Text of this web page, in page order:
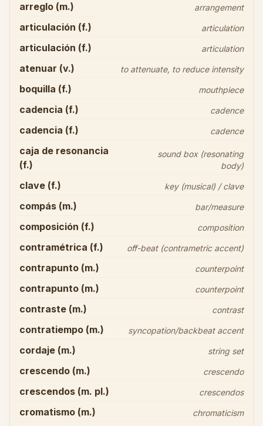
arreglo (m.) arrangement
articulación (f.) articulation
articulación (f.) articulation
atenuar (v.) to attenuate, to reduce intensity
boquilla (f.) mouthpiece
cadencia (f.) cadence
cadencia (f.) cadence
caja de resonancia
(f.)
sound box (resonating
body)
clave (f.) key (musical) / clave
compás (m.) bar/measure
composición (f.) composition
contramétrica (f.) off-beat (contrametric accent)
contrapunto (m.) counterpoint
contrapunto (m.) counterpoint
contraste (m.) contrast
contratiempo (m.) syncopation/backbeat accent
cordaje (m.) string set
crescendo (m.) crescendo
crescendos (m. pl.) crescendos
cromatismo (m.) chromaticism